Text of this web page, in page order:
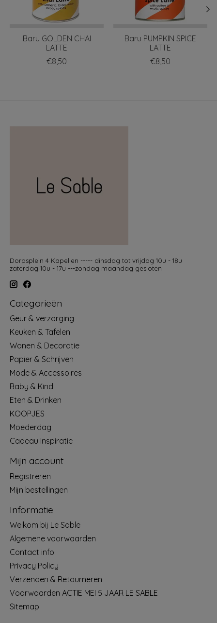
Baru GOLDEN CHAI
LATTE
€8,50
Baru PUMPKIN SPICE
LATTE
€8,50
Dorpsplein 4 Kapellen ----- dinsdag tot vrijdag 10u - 18u
zaterdag 10u - 17u ---zondag maandag gesloten
Categorieën
Geur & verzorging
Keuken & Tafelen
Wonen & Decoratie
Papier & Schrijven
Mode & Accessoires
Baby & Kind
Eten & Drinken
KOOPJES
Moederdag
Cadeau Inspiratie
Mijn account
Registreren
Mijn bestellingen
Informatie
Welkom bij Le Sable
Algemene voorwaarden
Contact info
Privacy Policy
Verzenden & Retourneren
Voorwaarden ACTIE MEI 5 JAAR LE SABLE
Sitemap